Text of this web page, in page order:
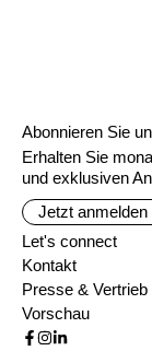
Abonnieren Sie
Erhalten Sie
und exklusiven
Jetzt
Let's connect
Kontakt
Presse & Vertrieb
Vorschau